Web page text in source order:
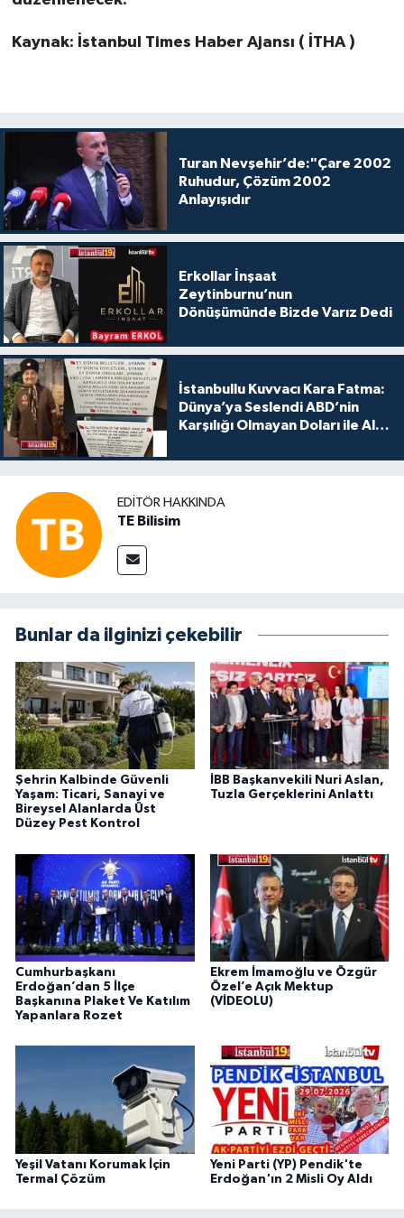
Kaynak: İstanbul Times Haber Ajansı ( İTHA )
Turan Nevşehir’de:"Çare 2002
Ruhudur, Çözüm 2002
Anlayışıdır
Erkollar İnşaat
Zeytinburnu’nun
Dönüşümünde Bizde Varız Dedi
İstanbullu Kuvvacı Kara Fatma:
Dünya’ya Seslendi ABD’nin
Karşılığı Olmayan Doları ile Alış
EDITÖR HAKKINDA
TE Bilisim
Bunlar da ilginizi çekebilir
Şehrin Kalbinde Güvenli
Yaşam: Ticari, Sanayi ve
Bireysel Alanlarda Üst
Düzey Pest Kontrol
İBB Başkanvekili Nuri Aslan,
Tuzla Gerçeklerini Anlattı
Cumhurbaşkanı
Erdoğan’dan 5 İlçe
Başkanına Plaket Ve Katılım
Yapanlara Rozet
Ekrem İmamoğlu ve Özgür
Özel’e Açık Mektup
(VİDEOLU)
Yeşil Vatanı Korumak İçin
Termal Çözüm
Yeni Parti (YP) Pendik'te
Erdoğan'ın 2 Misli Oy Aldı